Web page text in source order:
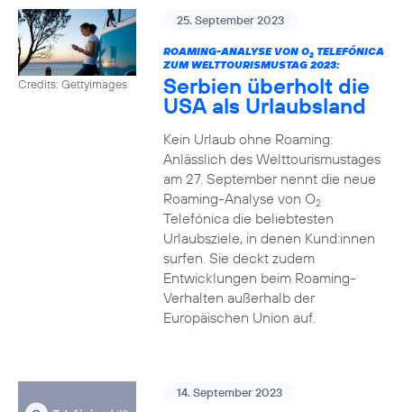
Credits: Gettyimages
25. September 2023
ROAMING-ANALYSE VON O2TELEFÓNICA
ZUM WELTTOURISMUSTAG 2023:
Serbien überholt die
USA als Urlaubsland
Kein Urlaub ohne Roaming:
Anlässlich des Welttourismustages
am 27. September nennt die neue
Roaming-Analyse von O2
Telefónica die beliebtesten
Urlaubsziele, in denen Kund:innen
surfen. Sie deckt zudem
Entwicklungen beim Roaming-
Verhalten außerhalb der
Europäischen Union auf.
14. September 2023